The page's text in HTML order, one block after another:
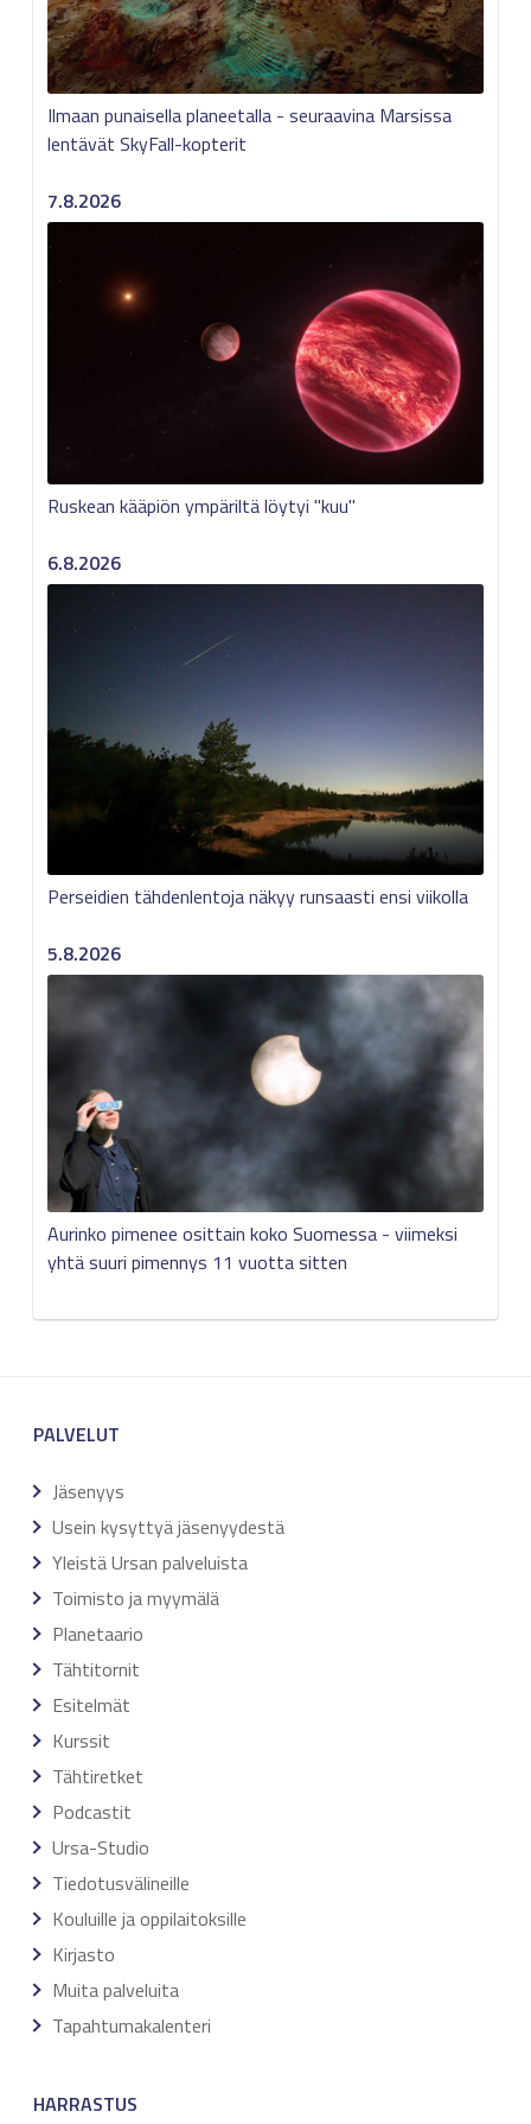
Ilmaan punaisella planeetalla - seuraavina Marsissa
lentävät SkyFall-kopterit
7.8.2026
Ruskean kääpiön ympäriltä löytyi "kuu"
6.8.2026
Perseidien tähdenlentoja näkyy runsaasti ensi viikolla
5.8.2026
Aurinko pimenee osittain koko Suomessa - viimeksi
yhtä suuri pimennys 11 vuotta sitten
PALVELUT
Jäsenyys
Usein kysyttyä jäsenyydestä
Yleistä Ursan palveluista
Toimisto ja myymälä
Planetaario
Tähtitornit
Esitelmät
Kurssit
Tähtiretket
Podcastit
Ursa-Studio
Tiedotusvälineille
Kouluille ja oppilaitoksille
Kirjasto
Muita palveluita
Tapahtumakalenteri
HARRASTUS